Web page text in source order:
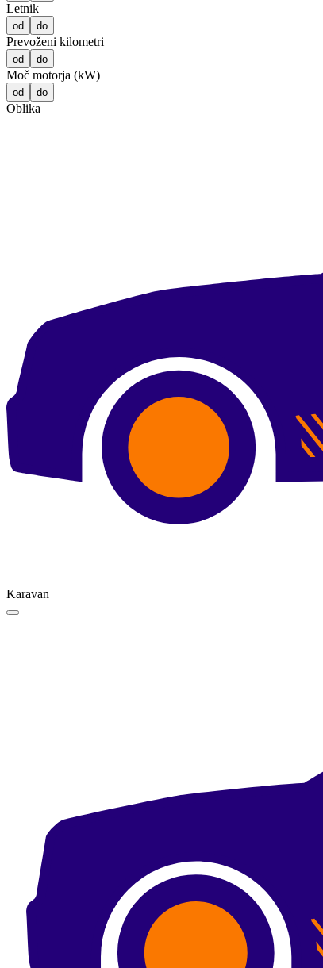
Letnik
od do
Prevoženi kilometri
od do
Moč motorja (kW)
od do
Oblika
Karavan